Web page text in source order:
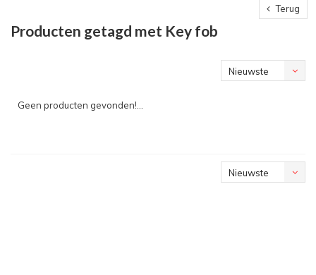
Terug
Producten getagd met Key fob
Nieuwste
Geen producten gevonden!...
Nieuwste